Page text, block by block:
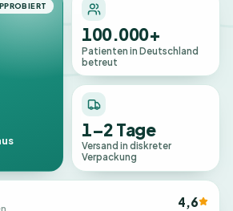
100.000+
Patienten in Deutschland
betreut
1–2 Tage
Versand in diskreter
Verpackung
4,6